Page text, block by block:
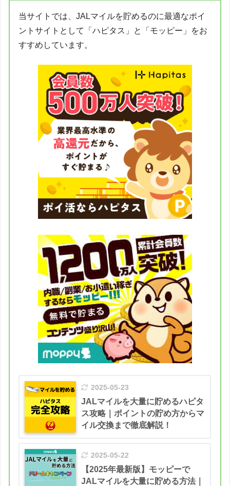
当サイトでは、JALマイルを貯めるのに最適なポイ
ントサイトとして「ハピタス」と「モッピー」をお
すすめしています。
2025-05-23
JALマイルを大量に貯めるハピタ
ス攻略｜ポイントの貯め方からマ
イル交換まで徹底解説！
2025-05-22
【2025年最新版】モッピーで
JALマイルを大量に貯める方法｜